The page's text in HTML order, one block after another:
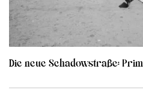
Die neue Schadowstraße: